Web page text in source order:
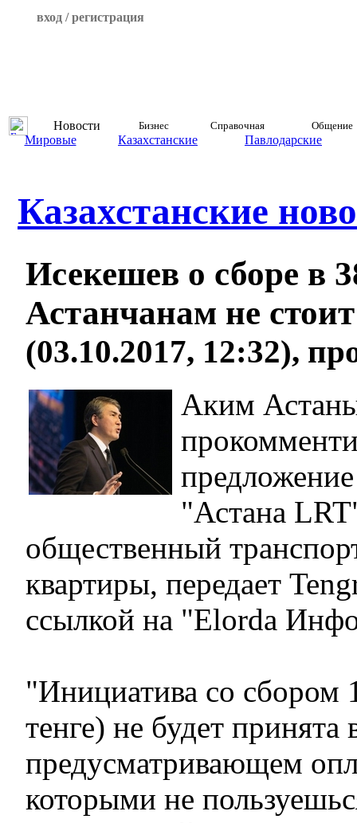
вход / регистрация
Новости Бизнес Справочная Общение
Мировые Казахстанские Павлодарские
Казахстанские
Исекешев о сборе в
Астанчанам не
(03.10.2017, 12:32),
Аким
"Астана
общественный
квартиры, передает
ссылкой на "Elorda
"Инициатива со
тенге) не будет принята
предусматривающем
которыми не